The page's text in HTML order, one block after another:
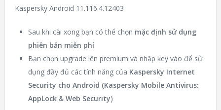
Kaspersky Android 11.116.4.12403
Sau khi cài xong bạn có thể chọn mặc định sử dụng
phiên bản miễn phí
Bạn chọn upgrade lên premium và nhập key vào để sử
dụng đầy đủ các tính năng của Kaspersky Internet
Security cho Android (Kaspersky Mobile Antivirus:
AppLock & Web Security)